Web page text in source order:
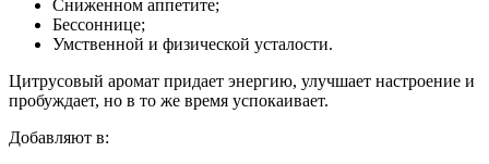
Сниженном аппетите;
Бессоннице;
Умственной и физической усталости.
Цитрусовый аромат придает энергию, улучшает настроение и
пробуждает, но в то же время успокаивает.
Добавляют в: